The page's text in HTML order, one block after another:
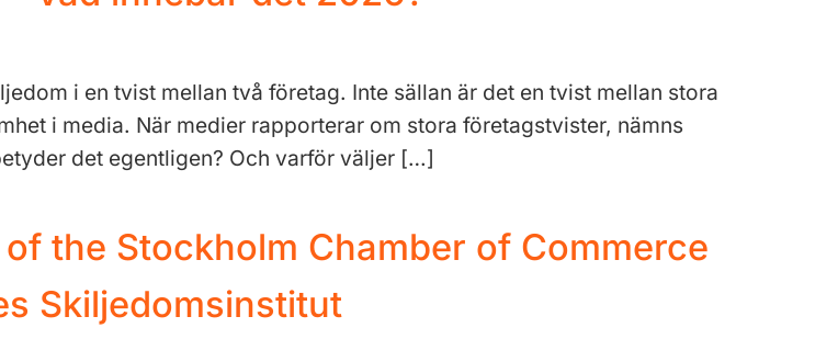
i en tvist mellan två företag. Inte sällan är det en tvist mellan stora
i media. När medier rapporterar om stora företagstvister, nämns
det egentligen? Och varför väljer […]
the Stockholm Chamber of Commerce
Skiljedomsinstitut